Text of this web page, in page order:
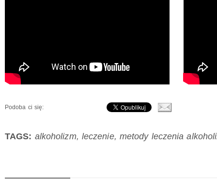
Podoba ci się:
TAGS: alkoholizm, leczenie, metody leczenia